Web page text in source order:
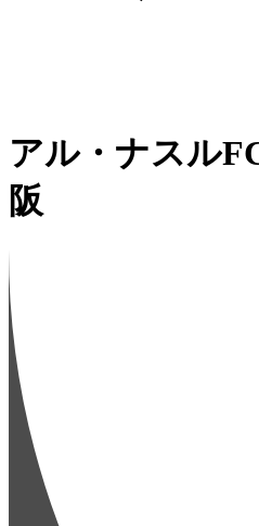
アル・ナスル
阪